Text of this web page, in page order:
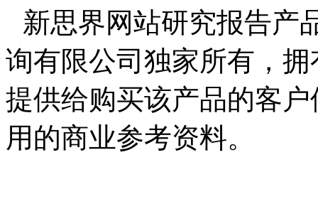
新思界网站研究报告产
询有限公司独家所有，
提供给购买该产品的客
用的商业参考资料。